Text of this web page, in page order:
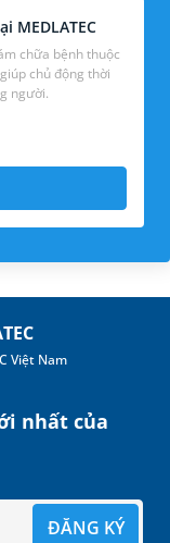
MEDLATEC
chữa bệnh thuộc
chủ động thời
xúc đông người.
Việt Nam
nhất của
ĐĂNG KÝ